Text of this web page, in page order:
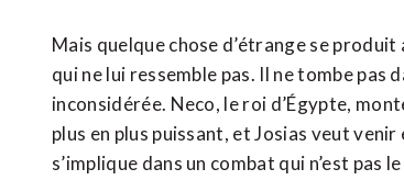
Mais quelque chose d’étrange se
qui ne lui ressemble pas. Il ne tombe pas
inconsidérée. Neco, le roi d’Égypte,
plus en plus puissant, et Josias veut
s’implique dans un combat qui n’est pas